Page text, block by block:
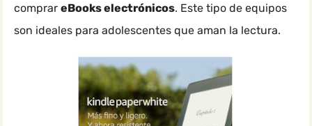
comprar eBooks electrónicos. Este tipo de equipos
son ideales para adolescentes que aman la lectura.